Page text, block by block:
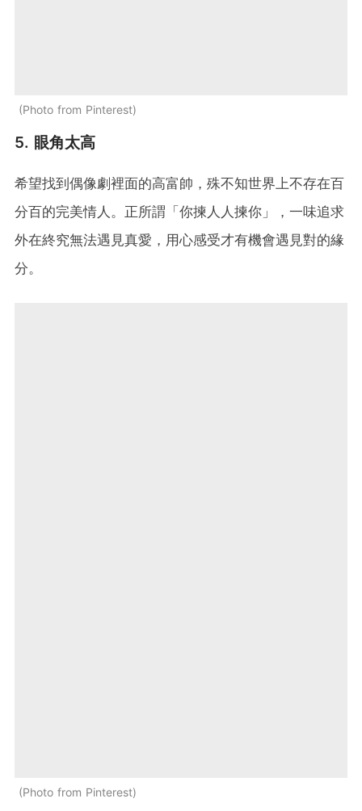
Photo from Pinterest
5. 眼角太高
希望找到偶像劇裡面的高富帥，殊不知世界上不存在百
分百的完美情人。正所謂「你揀人人揀你」，一味追求
外在終究無法遇見真愛，用心感受才有機會遇見對的緣
分。
Photo from Pinterest